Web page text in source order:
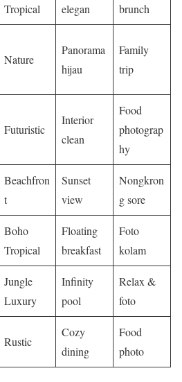
Tropical
elegan
brunch
Nature
Panorama
hijau
Family
trip
Futuristic
Interior
clean
Food
photograp
hy
Beachfron
t
Sunset
view
Nongkron
g sore
Boho
Tropical
Floating
breakfast
Foto
kolam
Jungle
Luxury
Infinity
pool
Relax &
foto
Rustic
Cozy
dining
Food
photo